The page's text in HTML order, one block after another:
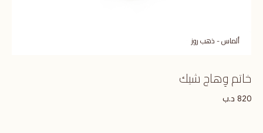
ألماس - ذهب روز
خاتم وِهاج شيك
820 د.ب